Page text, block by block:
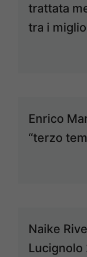
trattata
tra i
Enrico
“terzo
Naike
Lucignolo